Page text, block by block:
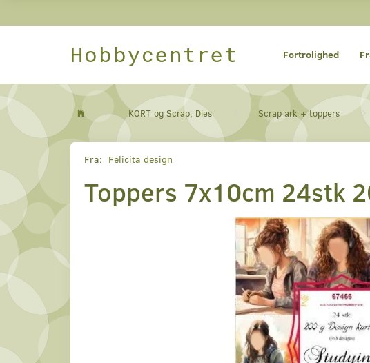
Hobbycentret Fortrolighed
KORT og Scrap, Dies Scrap ark + toppers
Fra: Felicita design
Toppers 7x10cm 24stk